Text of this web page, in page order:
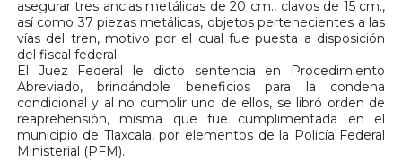
asegurar tres anclas metálicas de 20 cm., clavos de 15 cm.,
así como 37 piezas metálicas, objetos pertenecientes a las
vías del tren, motivo por el cual fue puesta a disposición
del fiscal federal.
El Juez Federal le dicto sentencia en Procedimiento
Abreviado, brindándole beneficios para la condena
condicional y al no cumplir uno de ellos, se libró orden de
reaprehensión, misma que fue cumplimentada en el
municipio de Tlaxcala, por elementos de la Policía Federal
Ministerial (PFM).